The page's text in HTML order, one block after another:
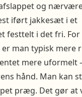
og
iført jakkesæt i et
festtelt i det fri.
man typisk mere
mere uformelt
hånd. Man kan
præg. Det gør at